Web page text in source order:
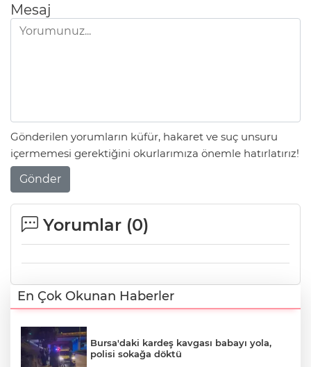
Mesaj
Gönderilen yorumların küfür, hakaret ve suç unsuru
içermemesi gerektiğini okurlarımıza önemle hatırlatırız!
Gönder
Yorumlar (0)
En Çok Okunan Haberler
Bursa'daki kardeş kavgası babayı yola,
polisi sokağa döktü